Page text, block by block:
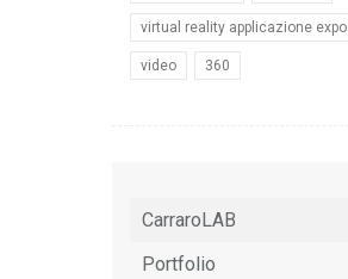
virtual reality applicazione expo
video 360
CarraroLAB
Portfolio